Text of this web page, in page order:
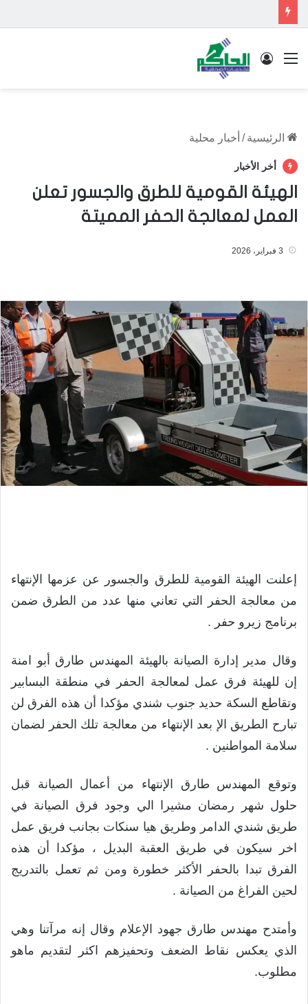
القائمة تسجيل الدخول
الرئيسية / أخبار محلية
أخر الأخبار
الهيئة القومية للطرق والجسور تعلن
العمل لمعالجة الحفر المميتة
3 فبراير، 2026
إعلنت الهيئة القومية للطرق والجسور عن عزمها الإنتهاء
من معالجة الحفر التي تعاني منها عدد من الطرق ضمن
برنامج زيرو حفر .
وقال مدير إدارة الصيانة بالهيئة المهندس طارق أبو امنة
إن للهيئة فرق عمل لمعالجة الحفر في منطقة البسابير
وتقاطع السكة حديد جنوب شندي مؤكدا أن هذه الفرق لن
تبارح الطريق الإ بعد الإنتهاء من معالجة تلك الحفر لضمان
سلامة المواطنين .
وتوقع المهندس طارق الإنتهاء من أعمال الصيانة قبل
حلول شهر رمضان مشيرا الي وجود فرق الصيانة في
طريق شندي الدامر وطريق هيا سنكات بجانب فريق عمل
اخر سيكون في طريق العقبة البديل ، مؤكدا أن هذه
الفرق تبدا بالحفر الأكثر خطورة ومن ثم تعمل بالتدريج
لحين الفراغ من الصيانة .
وأمتدح مهندس طارق جهود الإعلام وقال إنه مرآتنا وهي
الذي يعكس نقاط الضعف وتحفيزهم اكثر لتقديم ماهو
مطلوب.